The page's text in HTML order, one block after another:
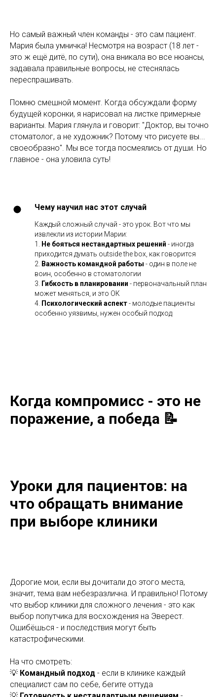
Но самый важный член команды - это сам пациент.
Мария была умничка! Несмотря на возраст (18 лет -
это ж ещё дитё, по сути), она вникала во все нюансы,
задавала правильные вопросы, не стеснялась
переспрашивать.
Помню смешной момент. Когда обсуждали форму
будущей коронки, я нарисовал на листке примерные
варианты. Мария глянула и говорит: "Доктор, вы точно
стоматолог, а не художник? Потому что рисуете вы...
своеобразно". Мы все тогда посмеялись от души. Но
главное - она уловила суть!
Чему научил нас этот случай
Каждый сложный случай - это урок. Вот что мы
извлекли из истории Марии:
1.
Не бояться нестандартных решений - иногда
приходится думать outside the box, как говорится
2.
Важность командной работы - один в поле не
воин, особенно в стоматологии
3.
Гибкость в планировании - первоначальный план
может меняться, и это ОК
4. Психологический аспект- молодые пациенты
особенно уязвимы, нужен особый подход
Когда компромисс - это не
поражение, а победа 📝
Уроки для пациентов: на
что обращать внимание
при выборе клиники
Дорогие мои, если вы дочитали до этого места,
значит, тема вам небезразлична. И правильно! Потому
что выбор клиники для сложного лечения - это как
выбор попутчика для восхождения на Эверест.
Ошибёшься - и последствия могут быть
катастрофическими.
На что смотреть:
💡 Командный подход - если в клинике каждый
специалист сам по себе, бегите оттуда